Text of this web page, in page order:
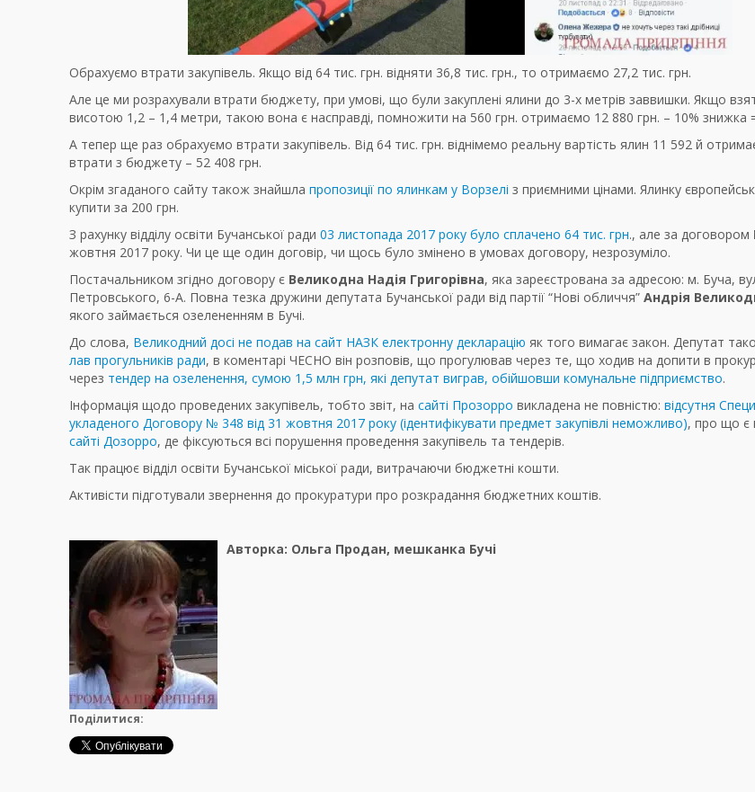
Обрахуємо втрати закупівель. Якщо від 64 тис. грн. відняти 36,8 тис. грн., то отримаємо 27,2 тис. грн.
Але це ми розрахували втрати бюджету, при умові, що були закуплені ялини до 3-х метрів заввишки. Якщо
висотою 1,2 – 1,4 метри, такою вона є насправді, помножити на 560 грн. отримаємо 12 880 грн. – 10% знижка
А тепер ще раз обрахуємо втрати закупівель. Від 64 тис. грн. віднімемо реальну вартість ялин 11 592 й
втрати з бюджету – 52 408 грн.
Окрім згаданого сайту також знайшла пропозиції по ялинкам у Ворзелі з приємними цінами. Ялинку
купити за 200 грн.
З рахунку відділу освіти Бучанської ради 03 листопада 2017 року було сплачено 64 тис. грн., але за договором
жовтня 2017 року. Чи це ще один договір, чи щось було змінено в умовах договору, незрозуміло.
Постачальником згідно договору є Великодна Надія Григорівна, яка зареєстрована за адресою: м. Буча,
Петровського, 6-А. Повна тезка дружини депутата Бучанської ради від партії “Нові обличчя” Андрія
якого займається озелененням в Бучі.
До слова, Великодний досі не подав на сайт НАЗК електронну декларацію як того вимагає закон. Депутат
лав прогульників ради, в коментарі ЧЕСНО він розповів, що прогулював через те, що ходив на допити в
через тендер на озеленення, сумою 1,5 млн грн, які депутат виграв, обійшовши комунальне підприємство.
Інформація щодо проведених закупівель, тобто звіт, на сайті Прозорро викладена не повністю: відсутня
укладеного Договору № 348 від 31 жовтня 2017 року (ідентифікувати предмет закупівлі неможливо), про що є
сайті Дозорро, де фіксуються всі порушення проведення закупівель та тендерів.
Так працює відділ освіти Бучанської міської ради, витрачаючи бюджетні кошти.
Активісти підготували звернення до прокуратури про розкрадання бюджетних коштів.
Авторка: Ольга Продан, мешканка Бучі
Поділитися: